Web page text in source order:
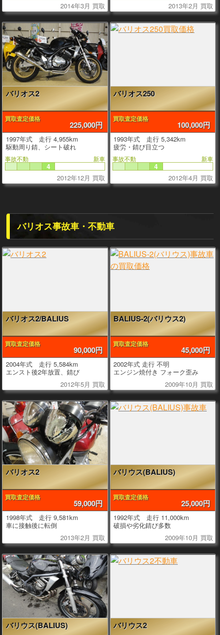
2014年3月 買取
2013年2月 買取
バリオス2
買取査定価格
225,000円
1997年式 走行 4,955km
駆動周り錆、シート破れ
事故不動 新車
4
2012年12月 買取
バリオス250
買取査定価格
100,000円
1993年式 走行 5,342km
疲労・錆び目立つ
事故不動 新車
4
2012年4月 買取
バリオス事故車・不動車
バリオス2/BALIUS
買取査定価格
90,000円
2004年式 走行 5,584km
エンスト後2年放置、錆び
2012年5月 買取
BALIUS-2(バリウス2)
買取査定価格
45,000円
2002年式 走行 不明
エンジン焼付き フォーク歪み
2009年10月 買取
バリオス2
買取査定価格
59,000円
1998年式 走行 9,581km
車に接触後に転倒
2013年2月 買取
バリウス(BALIUS)
買取査定価格
25,000円
1992年式 走行 11,000km
破損や劣化錆び多数
2009年10月 買取
バリウス(BALIUS) バリウス2